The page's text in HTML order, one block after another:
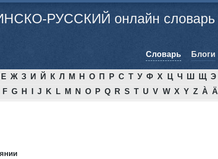
РУССКИЙ онлайн словарь
Cловарь Блоги
Е Ж З И Й К Л М Н О П Р С Т У Ф Х Ц Ч Ш Щ Э
F G H J K L M N O P Q R S T U V W X Y Z À Ä